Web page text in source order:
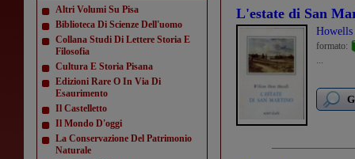
Altri Volumi Su Pisa
Biblioteca Di Scienze Dell'uomo
Collana Studi Di Lettere Storia E
Filosofia
Cultura E Storia Pisana
Edizioni Rare O In Via Di
Esaurimento
Il Castelletto
Il Mondo D'oggi
La Conservazione Del Patrimonio
Naturale
L'estate di San
formato:
...